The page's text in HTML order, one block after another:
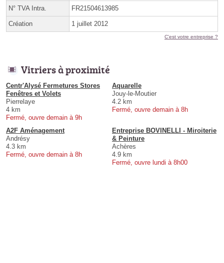
N° TVA Intra. FR21504613985
Création 1 juillet 2012
C'est votre entreprise ?
Vitriers à proximité
Centr'Alysé Fermetures Stores
Fenêtres et Volets
Pierrelaye
4 km
Fermé, ouvre demain à 9h
Aquarelle
Jouy-le-Moutier
4.2 km
Fermé, ouvre demain à 8h
A2F Aménagement
Andrésy
4.3 km
Fermé, ouvre demain à 8h
Entreprise BOVINELLI - Miroiterie
& Peinture
Achères
4.9 km
Fermé, ouvre lundi à 8h00